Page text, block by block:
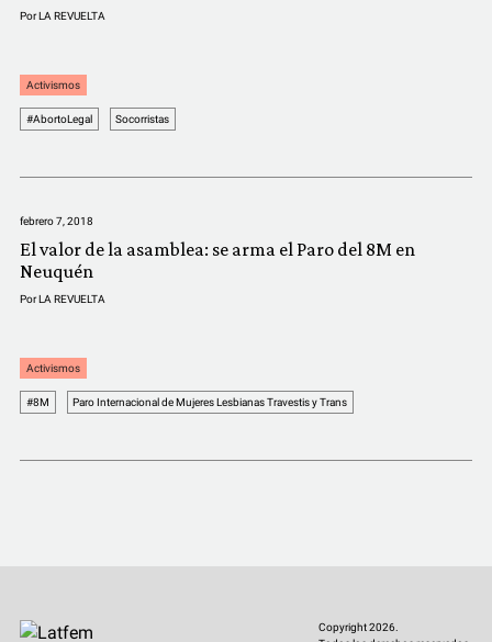
PRODUCTOS
QUIÉNES SOMOS
PorLA REVUELTA
Activismos
#AbortoLegal Socorristas
febrero 7, 2018
El valor de la asamblea: se arma el Paro del 8M en
Neuquén
PorLA REVUELTA
Activismos
#8M Paro Internacional de Mujeres Lesbianas Travestis y Trans
Copyright 2026.